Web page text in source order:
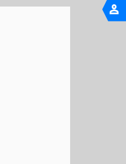
person